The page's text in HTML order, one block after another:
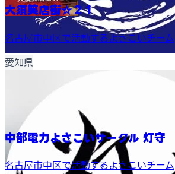
大須笑店街☆２１
名古屋市中区で活動するよさこいチーム
愛知県
中部電力よさこいサークル 灯守
名古屋市中区で活動するよさこいチーム